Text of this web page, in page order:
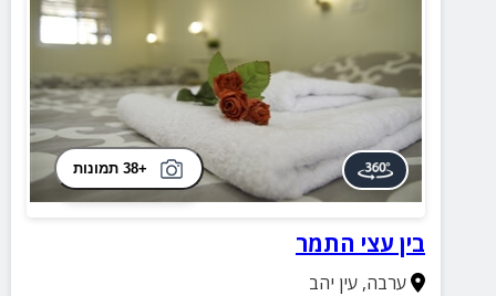
+38 תמונות
בין עצי התמר
ערבה,עין יהב